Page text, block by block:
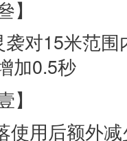
对15米范围
加0.5秒
用后额外